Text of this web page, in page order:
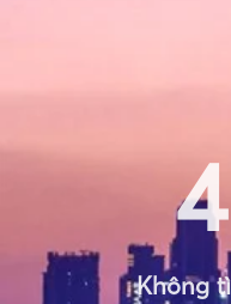
Không